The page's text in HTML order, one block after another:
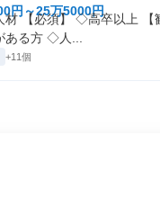
円～25万5000円
材 【必須】 ◇高卒以上
ある方 ◇人...
+11個